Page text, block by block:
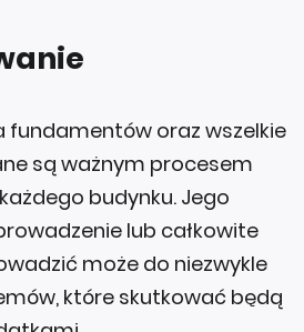
fundamentów oraz wszelkie
są ważnym procesem
budynku. Jego
lub całkowite
może do niezwykle
które skutkować będą